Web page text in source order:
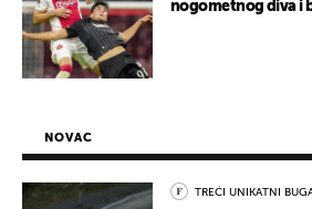
nogometnog diva i
NOVAC
TREĆI UNIKATNI